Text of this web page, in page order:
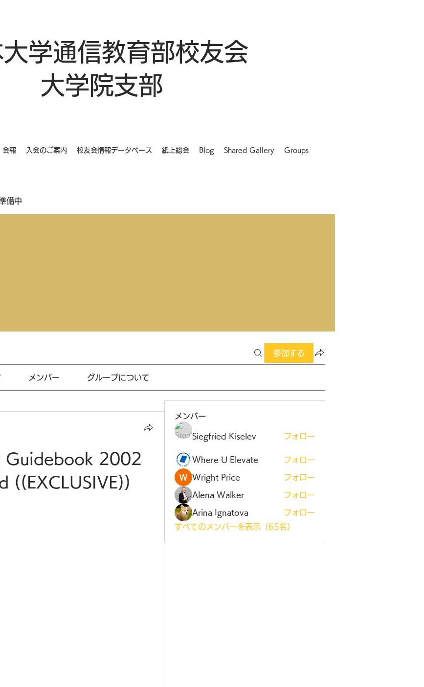
大学通信教育部校友会
大学院支部
会報 入会のご案内 校友会情報データベース 紙上総会 Blog Shared Gallery Groups
備中
参加する
メンバー グループについて
Guidebook 2002
((EXCLUSIVE))
メンバー
Siegfried Kiselev フォロー
Where U Elevate フォロー
Wright Price フォロー
Alena Walker フォロー
Arina Ignatova
フォロー
すべてのメンバーを表示（65名）